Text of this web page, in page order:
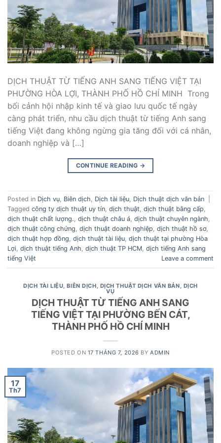
DỊCH THUẬT TỪ TIẾNG ANH SANG TIẾNG VIỆT TẠI
PHƯỜNG HÒA LỢI, THÀNH PHỐ HỒ CHÍ MINH Trong
bối cảnh hội nhập kinh tế và giao lưu quốc tế ngày
càng phát triển, nhu cầu dịch thuật từ tiếng Anh sang
tiếng Việt đang không ngừng gia tăng đối với cá nhân,
doanh nghiệp và […]
CONTINUE READING →
Posted in Dịch vụ, Biên dịch, Dịch tài liệu, Dịch thuật dịch văn bản
Tagged công ty dịch thuật uy tín, dịch thuật, dịch thuật bằng cấp,
dịch thuật chất lượng., dịch thuật châu á, dịch thuật chuyên ngành,
dịch thuật công chứng, dịch thuật doanh nghiệp, dịch thuật hồ sơ,
dịch thuật hợp đồng, dịch thuật tài liệu, dịch thuật tại phường Hòa
Lợi, dịch thuật tiếng Anh, dịch thuật TP HCM, dịch tiếng Anh sang
tiếng Việt
Leave a comment
DỊCH TÀI LIỆU,BIÊN DỊCH, DỊCH THUẬT DỊCH VĂN BẢN, DỊCH
VỤ
DỊCH THUẬT TỪ TIẾNG ANH SANG
TIẾNG VIỆT TẠI PHƯỜNG BẾN CÁT,
THÀNH PHỐ HỒ CHÍ MINH
POSTED ON 17 THÁNG 7, 2026 BY ADMIN
17
Th7